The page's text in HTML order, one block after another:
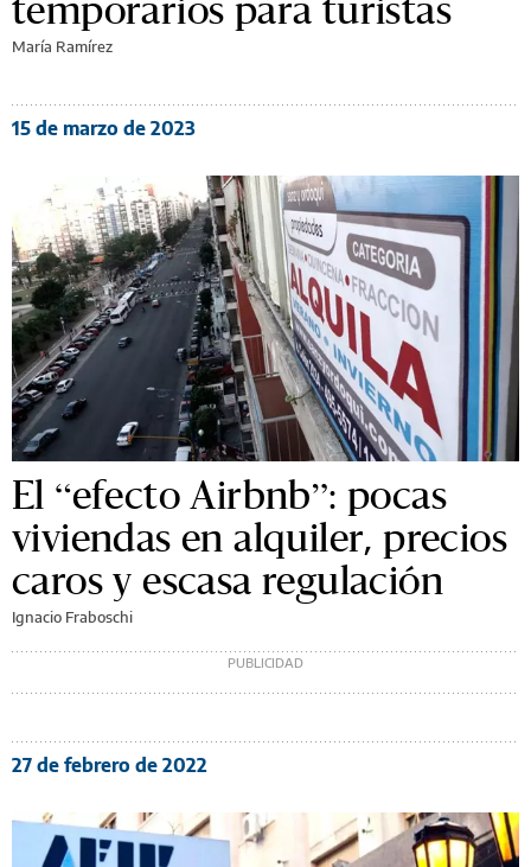
María Ramírez
15 de marzo de 2023
El “efecto Airbnb”: pocas
viviendas en alquiler, precios
caros y escasa regulación
Ignacio Fraboschi
27 de febrero de 2022